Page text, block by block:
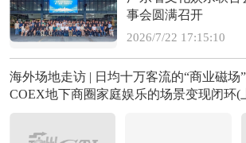
事会圆满召开
2026/7/22 17:15:10
海外场地走访 | 日均十万客流的“商业磁场
COEX地下商圈家庭娱乐的场景变现闭环(